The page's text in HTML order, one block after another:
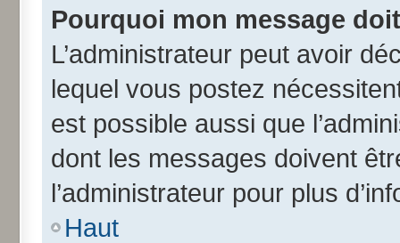
Pourquoi mon message
L’administrateur peut avoir
lequel vous postez
est possible aussi que
dont les messages doivent
l’administrateur pour plus
Haut